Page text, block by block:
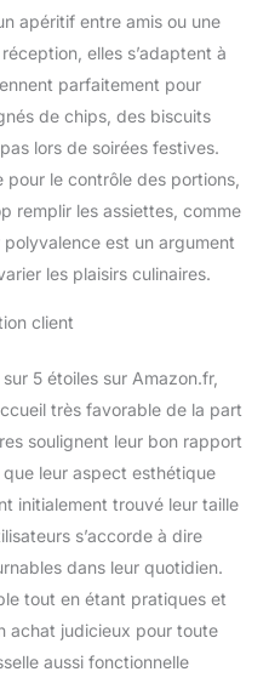
surface lisse qui est
et les rend faciles
à la main ou
vaisselle sans
pour une
large et la forme
les rendent
stables et faciles à
dans le placard.
de service en
utilisés dans
les pique-
en plein air, les
et les dîners.
également le
la famille et les
que ce soit pour
pendaison de
un
un mariage,
apéritif entre amis ou une
elles s’adaptent à
parfaitement pour
de chips, des biscuits
lors de soirées festives.
pour le contrôle des portions,
remplir les assiettes, comme
est un argument
les plaisirs culinaires.
client
5 étoiles sur Amazon.fr,
très favorable de la part
soulignent leur bon rapport
leur aspect esthétique
initialement trouvé leur taille
s’accorde à dire
dans leur quotidien.
tout en étant pratiques et
achat judicieux pour toute
aussi fonctionnelle